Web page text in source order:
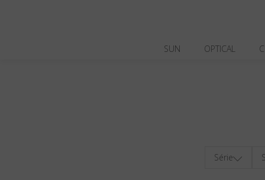
SUN OPTICAL
Série